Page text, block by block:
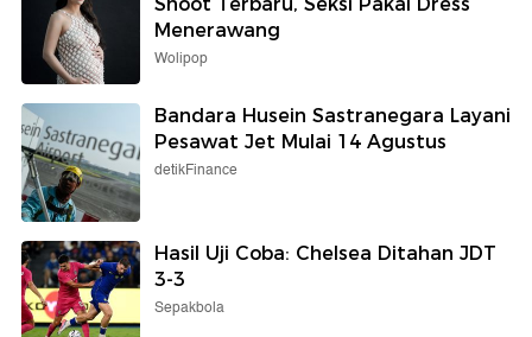
Menerawang
Wolipop
Bandara Husein Sastranegara Layani
Pesawat Jet Mulai 14 Agustus
detikFinance
Hasil Uji Coba: Chelsea Ditahan JDT
3-3
Sepakbola